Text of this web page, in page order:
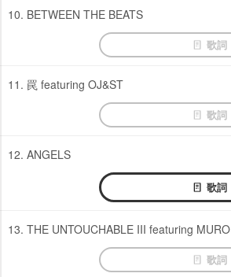
10. BETWEEN THE BEATS
歌詞
11. 罠 featuring OJ&ST
歌詞
12. ANGELS
歌詞
13. THE UNTOUCHABLE III featuring MURO
歌詞